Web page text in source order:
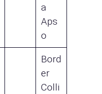
a
Aps
o
Bord
er
Colli